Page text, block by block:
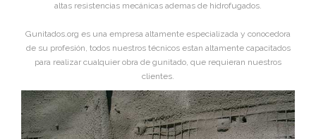
altas resistencias mecánicas ademas de hidrofugados.
Gunitados.org es una empresa altamente especializada y conocedora
de su profesión, todos nuestros técnicos estan altamente capacitados
para realizar cualquier obra de gunitado, que requieran nuestros
clientes.